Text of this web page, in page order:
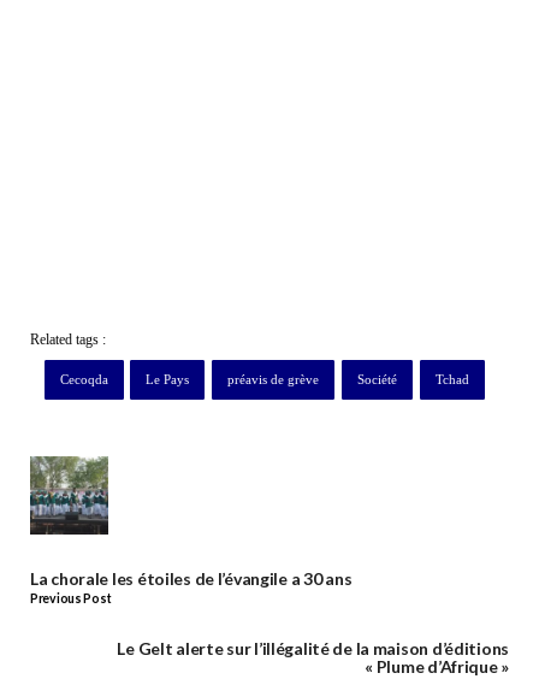
Related tags :
Cecoqda Le Pays préavis de grève Société Tchad
La chorale les étoiles de l’évangile a 30 ans
Previous Post
Le Gelt alerte sur l’illégalité de la maison d’éditions
« Plume d’Afrique »